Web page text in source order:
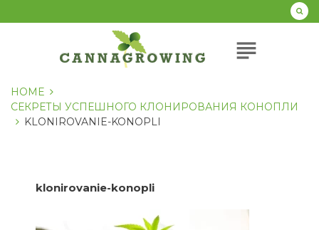
к
subject
HOME
СЕКРЕТЫ УСПЕШНОГО КЛОНИРОВАНИЯ КОНОПЛИ
KLONIROVANIE-KONOPLI
klonirovanie-konopli